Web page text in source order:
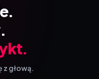
głową.